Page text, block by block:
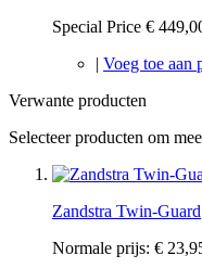
Special Price €
| Voeg toe aan
Verwante producten
Selecteer producten om
Zandstra Twin-Guard
Normale prijs: €